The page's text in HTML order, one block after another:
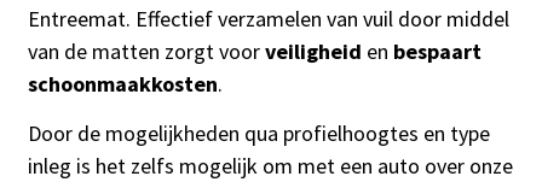
Entreemat. Effectief verzamelen van vuil door middel
van de matten zorgt voorveiligheid en bespaart
schoonmaakkosten.
Door de mogelijkheden qua profielhoogtes en type
inleg is het zelfs mogelijk om met een auto over onze